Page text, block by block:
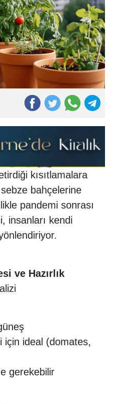
kısıtlamalara
bahçelerine
pandemi sonrası
insanları kendi
ve Hazırlık
için ideal (domates,
gerekebilir